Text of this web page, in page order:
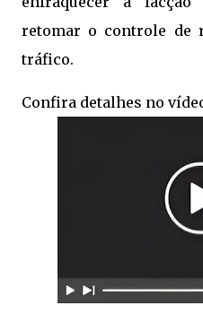
retomar o controle de
tráfico.
Confira detalhes no